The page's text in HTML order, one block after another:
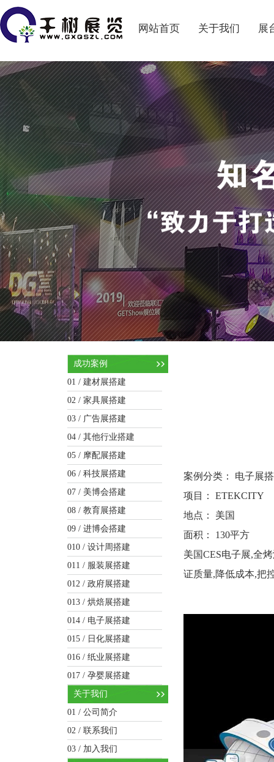
网站首页 关于我们 展
成功案例
01 / 建材展搭建
02 / 家具展搭建
03 / 广告展搭建
04 / 其他行业搭建
05 / 摩配展搭建
06 / 科技展搭建
07 / 美博会搭建
08 / 教育展搭建
09 / 进博会搭建
010 / 设计周搭建
011 / 服装展搭建
012 / 政府展搭建
013 / 烘焙展搭建
014 / 电子展搭建
015 / 日化展搭建
016 / 纸业展搭建
017 / 孕婴展搭建
关于我们
01 / 公司简介
02 / 联系我们
03 / 加入我们
案例分类： 电子展
项目： ETEKCITY
地点： 美国
面积： 130平方
美国CES电子展,全
证质量,降低成本,把